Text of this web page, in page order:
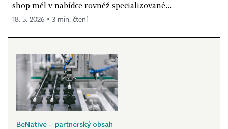
shop měl v nabídce rovněž specializované...
18. 5. 2026 ▪ 3 min. čtení
BeNative – partnerský obsah